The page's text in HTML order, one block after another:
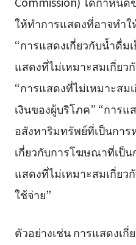
ให้ทำการแสดงที่อาจทำใ
“การแสดงเกี่ยวกับน้ำดื่ม
แสดงที่ไม่เหมาะสมเกี่ยว
“การแสดงที่ไม่เหมาะสม
เงินของผู้บริโภค” “การ
อสังหาริมทรัพย์ที่เป็นการ
เกี่ยวกับการโฆษณาที่เป็น
แสดงที่ไม่เหมาะสมเกี่ย
ใช้จ่าย”
ตัวอย่างเช่น การแสดงเ